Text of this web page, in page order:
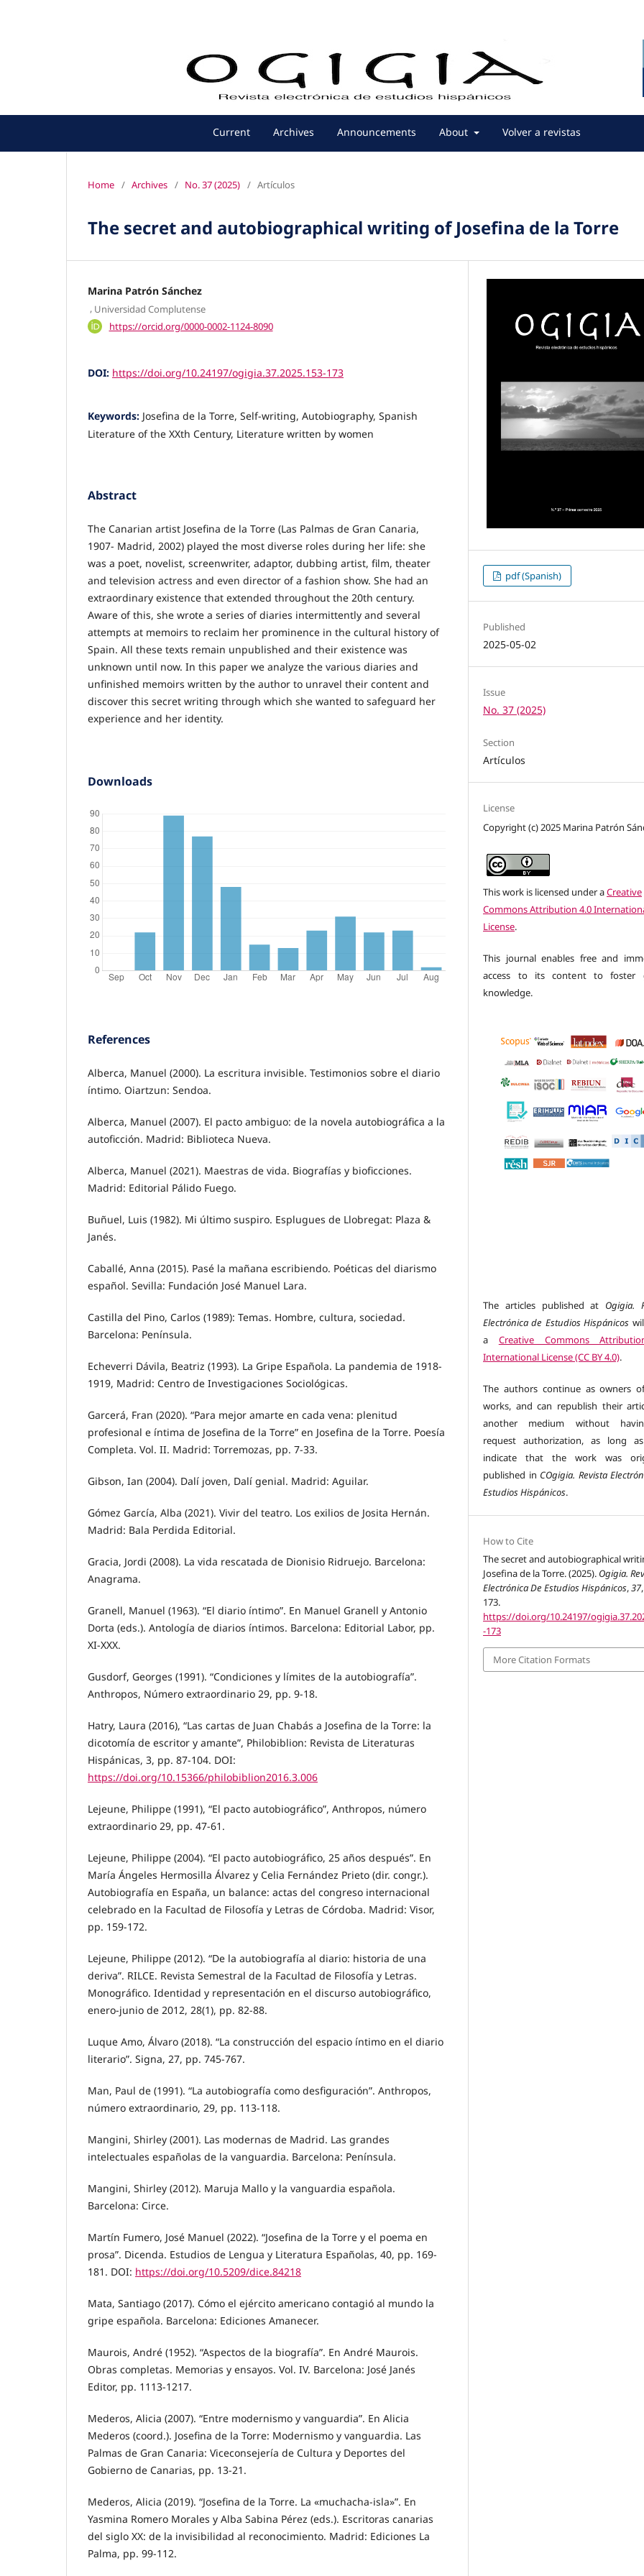
Current Archives Announcements About Volver a revistas
Home / Archives / No. 37 (2025) / Artículos
The secret and autobiographical writing of Josefina de la Torre
Marina Patrón Sánchez
, Universidad Complutense
https://orcid.org/0000-0002-1124-8090
DOI: https://doi.org/10.24197/ogigia.37.2025.153-173
Keywords: Josefina de la Torre, Self-writing, Autobiography, Spanish
Literature of the XXth Century, Literature written by women
Abstract
The Canarian artist Josefina de la Torre (Las Palmas de Gran Canaria,
1907- Madrid, 2002) played the most diverse roles during her life: she
was a poet, novelist, screenwriter, adaptor, dubbing artist, film, theater
and television actress and even director of a fashion show. She had an
extraordinary existence that extended throughout the 20th century.
Aware of this, she wrote a series of diaries intermittently and several
attempts at memoirs to reclaim her prominence in the cultural history of
Spain. All these texts remain unpublished and their existence was
unknown until now. In this paper we analyze the various diaries and
unfinished memoirs written by the author to unravel their content and
discover this secret writing through which she wanted to safeguard her
experience and her identity.
Downloads
References
Alberca, Manuel (2000). La escritura invisible. Testimonios sobre el diario
íntimo. Oiartzun: Sendoa.
Alberca, Manuel (2007). El pacto ambiguo: de la novela autobiográfica a la
autoficción. Madrid: Biblioteca Nueva.
Alberca, Manuel (2021). Maestras de vida. Biografías y bioficciones.
Madrid: Editorial Pálido Fuego.
Buñuel, Luis (1982). Mi último suspiro. Esplugues de Llobregat: Plaza &
Janés.
Caballé, Anna (2015). Pasé la mañana escribiendo. Poéticas del diarismo
español. Sevilla: Fundación José Manuel Lara.
Castilla del Pino, Carlos (1989): Temas. Hombre, cultura, sociedad.
Barcelona: Península.
Echeverri Dávila, Beatriz (1993). La Gripe Española. La pandemia de 1918-
1919, Madrid: Centro de Investigaciones Sociológicas.
Garcerá, Fran (2020). “Para mejor amarte en cada vena: plenitud
profesional e íntima de Josefina de la Torre” en Josefina de la Torre. Poesía
Completa. Vol. II. Madrid: Torremozas, pp. 7-33.
Gibson, Ian (2004). Dalí joven, Dalí genial. Madrid: Aguilar.
Gómez García, Alba (2021). Vivir del teatro. Los exilios de Josita Hernán.
Madrid: Bala Perdida Editorial.
Gracia, Jordi (2008). La vida rescatada de Dionisio Ridruejo. Barcelona:
Anagrama.
Granell, Manuel (1963). “El diario íntimo”. En Manuel Granell y Antonio
Dorta (eds.). Antología de diarios íntimos. Barcelona: Editorial Labor, pp.
XI-XXX.
Gusdorf, Georges (1991). “Condiciones y límites de la autobiografía”.
Anthropos, Número extraordinario 29, pp. 9-18.
Hatry, Laura (2016), “Las cartas de Juan Chabás a Josefina de la Torre: la
dicotomía de escritor y amante”, Philobiblion: Revista de Literaturas
Hispánicas, 3, pp. 87-104. DOI:
https://doi.org/10.15366/philobiblion2016.3.006
Lejeune, Philippe (1991), “El pacto autobiográfico”, Anthropos, número
extraordinario 29, pp. 47-61.
Lejeune, Philippe (2004). “El pacto autobiográfico, 25 años después”. En
María Ángeles Hermosilla Álvarez y Celia Fernández Prieto (dir. congr.).
Autobiografía en España, un balance: actas del congreso internacional
celebrado en la Facultad de Filosofía y Letras de Córdoba. Madrid: Visor,
pp. 159-172.
Lejeune, Philippe (2012). “De la autobiografía al diario: historia de una
deriva”. RILCE. Revista Semestral de la Facultad de Filosofía y Letras.
Monográfico. Identidad y representación en el discurso autobiográfico,
enero-junio de 2012, 28(1), pp. 82-88.
Luque Amo, Álvaro (2018). “La construcción del espacio íntimo en el diario
literario”. Signa, 27, pp. 745-767.
Man, Paul de (1991). “La autobiografía como desfiguración”. Anthropos,
número extraordinario, 29, pp. 113-118.
Mangini, Shirley (2001). Las modernas de Madrid. Las grandes
intelectuales españolas de la vanguardia. Barcelona: Península.
Mangini, Shirley (2012). Maruja Mallo y la vanguardia española.
Barcelona: Circe.
Martín Fumero, José Manuel (2022). “Josefina de la Torre y el poema en
prosa”. Dicenda. Estudios de Lengua y Literatura Españolas, 40, pp. 169-
181. DOI: https://doi.org/10.5209/dice.84218
Mata, Santiago (2017). Cómo el ejército americano contagió al mundo la
gripe española. Barcelona: Ediciones Amanecer.
Maurois, André (1952). “Aspectos de la biografía”. En André Maurois.
Obras completas. Memorias y ensayos. Vol. IV. Barcelona: José Janés
Editor, pp. 1113-1217.
Mederos, Alicia (2007). “Entre modernismo y vanguardia”. En Alicia
Mederos (coord.). Josefina de la Torre: Modernismo y vanguardia. Las
Palmas de Gran Canaria: Viceconsejería de Cultura y Deportes del
Gobierno de Canarias, pp. 13-21.
Mederos, Alicia (2019). “Josefina de la Torre. La «muchacha-isla»”. En
Yasmina Romero Morales y Alba Sabina Pérez (eds.). Escritoras canarias
del siglo XX: de la invisibilidad al reconocimiento. Madrid: Ediciones La
Palma, pp. 99-112.
pdf (Spanish)
Published
2025-05-02
Issue
No. 37 (2025)
Section
Artículos
License
Copyright (c) 2025 Marina Patrón
This work is licensed under aCreative
Commons Attribution 4.0
License.
This journal enables free and
access to its content to foster
knowledge.
The articles published at Ogigia.
Electrónica de Estudios Hispánicos
a Creative Commons
International License (CC BY 4.0).
The authors continue as owners
works, and can republish their
another medium without
request authorization, as long
indicate that the work was
published in COgigia. Revista
Estudios Hispánicos.
How to Cite
The secret and autobiographical
Josefina de la Torre. (2025). Ogigia.
Electrónica De Estudios Hispánicos,37
173.
https://doi.org/10.24197/
-173
More Citation Formats